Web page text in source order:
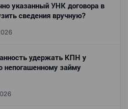
указанный УНК договора в
сведения вручную?
удержать КПН у
непогашенному займу